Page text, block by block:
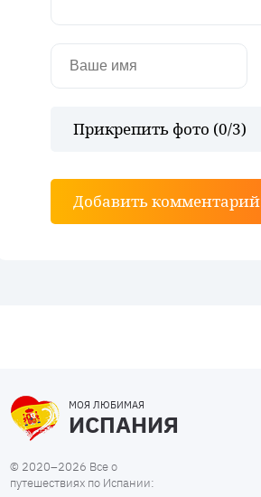
Прикрепить фото (0/3)
Добавить комментарий
МОЯ ЛЮБИМАЯ
ИСПАНИЯ
© 2020–2026 Все о
путешествиях по Испании: